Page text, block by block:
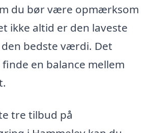
du bør være opmærksom
ikke altid er den laveste
bedste værdi. Det
en balance mellem
tre tilbud på